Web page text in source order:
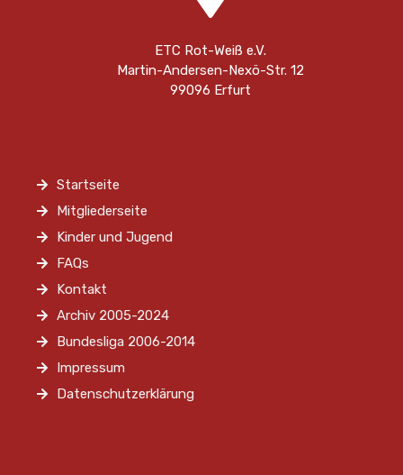
ETC Rot-Weiß e.V.
Martin-Andersen-Nexö-Str. 12
99096 Erfurt
Startseite
Mitgliederseite
Kinder und Jugend
FAQs
Kontakt
Archiv 2005-2024
Bundesliga 2006-2014
Impressum
Datenschutzerklärung